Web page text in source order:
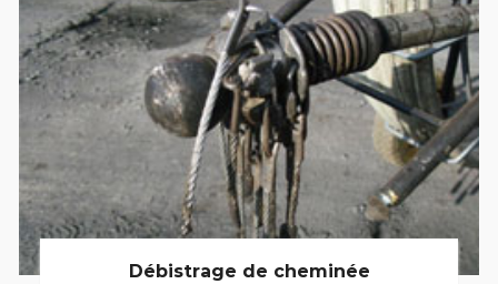
Débistrage de cheminée